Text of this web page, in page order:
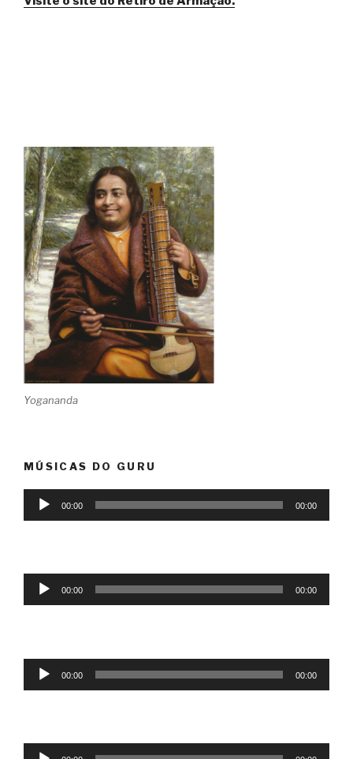
Yogananda
MÚSICAS DO GURU
Tocador
00:00 00:00
Tocador
00:00 00:00
Tocador
00:00 00:00
Tocador